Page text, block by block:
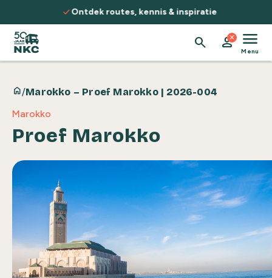
Spring naar de inhoud
checkOntdek routes, kennis & inspiratie
search person
close menu
Menu
home/Marokko – Proef Marokko | 2026-004
Marokko
Proef Marokko